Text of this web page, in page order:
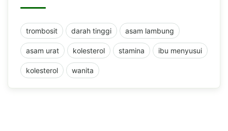
trombosit darah tinggi asam lambung
asam urat kolesterol stamina ibu menyusui
kolesterol wanita